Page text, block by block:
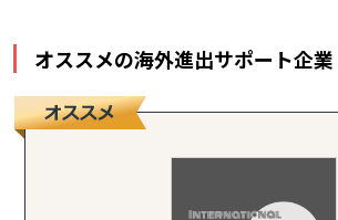
オススメの海外進出サポート企業